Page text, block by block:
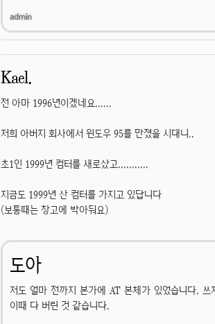
Kael.
전 아마 1996년이겠네요......
저희 아버지 회사에서 윈도우 95를 만졌을 시대니..
초1인 1999년 컴터를 새로샀고...........
지금도 1999년 산 컴터를 가지고 있답니다
(보통때는 창고에 박아둬요)
도아
저도 얼마 전까지 본가에 AT 본체가 있었습니다.
이때 다 버린 것 같습니다.